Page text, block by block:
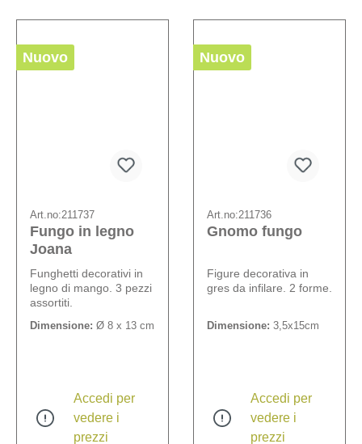
Nuovo
Art.no:211737
Fungo in legno
Joana
Funghetti decorativi in
legno di mango. 3 pezzi
assortiti.
Dimensione: Ø 8 x 13 cm
Accedi per
vedere i
prezzi
Nuovo
Art.no:211736
Gnomo fungo
Figure decorativa in
gres da infilare. 2 forme.
Dimensione: 3,5x15cm
Accedi per
vedere i
prezzi